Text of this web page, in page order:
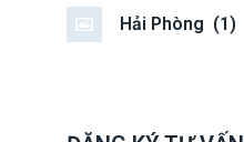
Hải Phòng (1)